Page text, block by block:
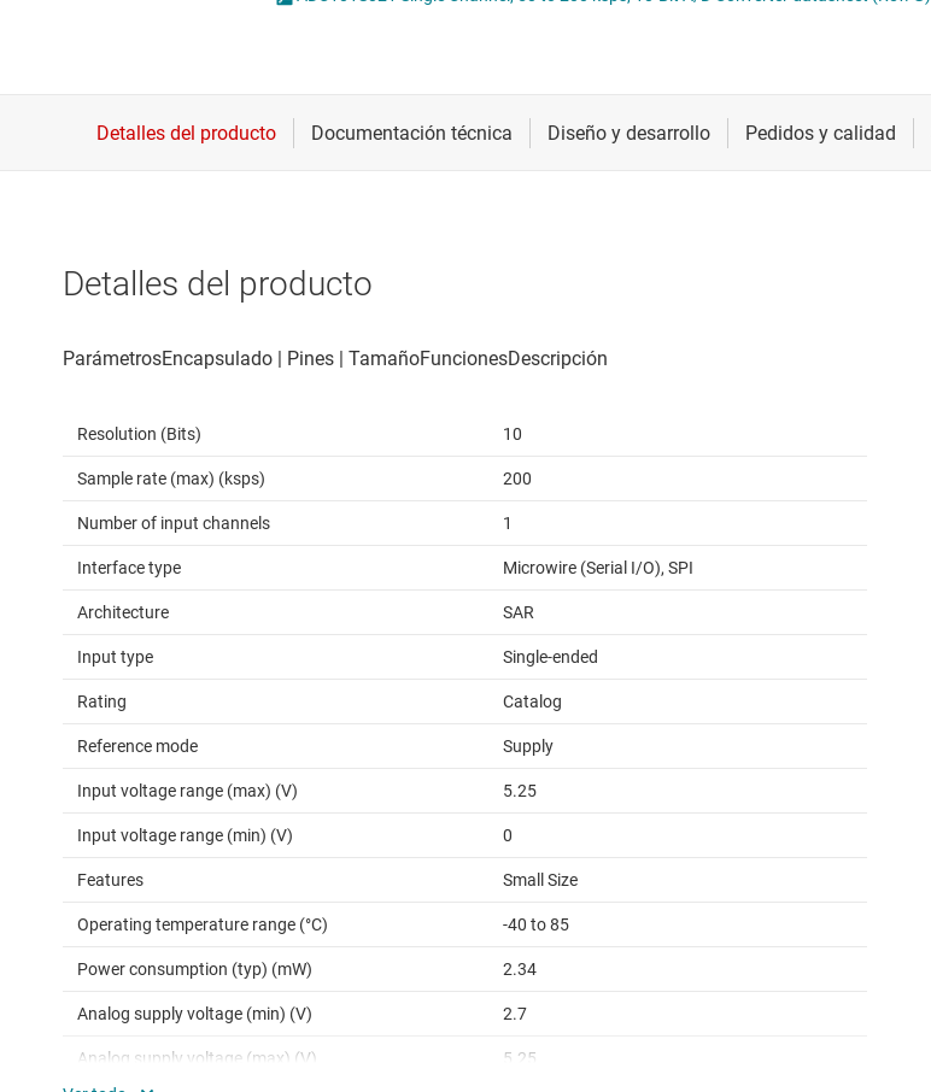
Conectividad inalámbrica Radiofrecuencia y microondas
Potenciómetros digitales (digipots)
Detalles del producto
Resolution (Bits) 10
Sample rate (max) (ksps) 200
Number of input channels 1
Interface type Microwire (Serial I/O), SPI
Architecture SAR
Input type Single-ended
Rating Catalog
Reference mode Supply
Input voltage range (max) (V) 5.25
Input voltage range (min) (V) 0
Features Small Size
Operating temperature range (°C) -40 to 85
Power consumption (typ) (mW) 2.34
Analog supply voltage (min) (V) 2.7
Analog supply voltage (max) (V) 5.25